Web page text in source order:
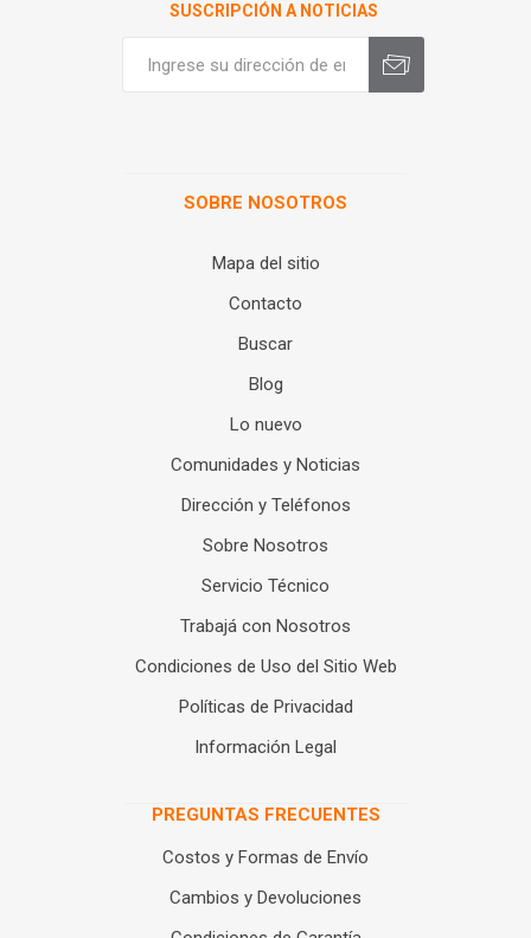
SUSCRIPCIÓN A NOTICIAS
SOBRE NOSOTROS
Mapa del sitio
Contacto
Buscar
Blog
Lo nuevo
Comunidades y Noticias
Dirección y Teléfonos
Sobre Nosotros
Servicio Técnico
Trabajá con Nosotros
Condiciones de Uso del Sitio Web
Políticas de Privacidad
Información Legal
PREGUNTAS FRECUENTES
Costos y Formas de Envío
Cambios y Devoluciones